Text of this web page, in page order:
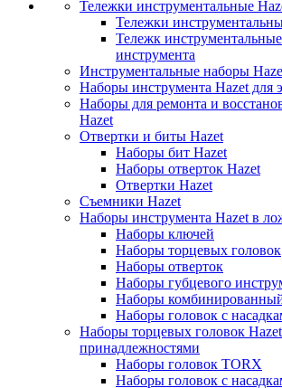
Тележки инструментальные
Тележки
Тележк
инструмента
Инструментальные наборы
Наборы инструмента Hazet для
Наборы для ремонта и
Hazet
Отвертки и биты Hazet
Наборы бит Hazet
Наборы отверток Hazet
Отвертки Hazet
Съемники Hazet
Наборы инструмента Hazet в
Наборы ключей
Наборы торцевых головок
Наборы отверток
Наборы губцевого
Наборы
Наборы головок с
Наборы торцевых головок
принадлежностями
Наборы головок TORX
Наборы головок с